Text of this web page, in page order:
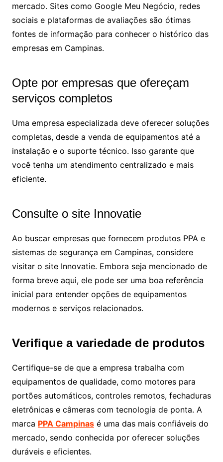
mercado. Sites como Google Meu Negócio, redes
sociais e plataformas de avaliações são ótimas
fontes de informação para conhecer o histórico das
empresas em Campinas.
Opte por empresas que ofereçam
serviços completos
Uma empresa especializada deve oferecer soluções
completas, desde a venda de equipamentos até a
instalação e o suporte técnico. Isso garante que
você tenha um atendimento centralizado e mais
eficiente.
Consulte o site Innovatie
Ao buscar empresas que fornecem produtos PPA e
sistemas de segurança em Campinas, considere
visitar o site Innovatie. Embora seja mencionado de
forma breve aqui, ele pode ser uma boa referência
inicial para entender opções de equipamentos
modernos e serviços relacionados.
Verifique a variedade de produtos
Certifique-se de que a empresa trabalha com
equipamentos de qualidade, como motores para
portões automáticos, controles remotos, fechaduras
eletrônicas e câmeras com tecnologia de ponta. A
marca PPA Campinasé uma das mais confiáveis do
mercado, sendo conhecida por oferecer soluções
duráveis e eficientes.